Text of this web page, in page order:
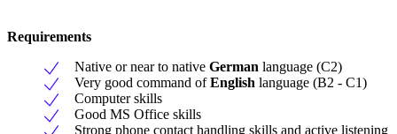
Requirements
Native or near to native German language (C2)
Very good command ofEnglish language (B2 - C1)
Computer skills
Good MS Office skills
Strong phone contact handling skills and active listening